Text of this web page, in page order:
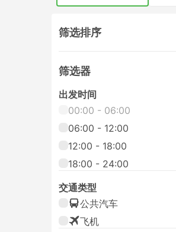
筛选排序
筛选器
出发时间
00:00 - 06:00
06:00 - 12:00
12:00 - 18:00
18:00 - 24:00
交通类型
公共汽车
飞机